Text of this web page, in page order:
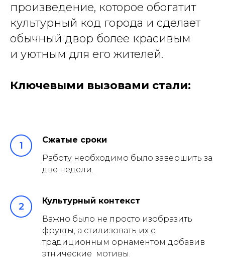
произведение, которое обогатит
культурный код города и сделает
обычный двор более красивым
и уютным для его жителей.
Ключевыми вызовами стали:
Сжатые сроки
Работу необходимо было завершить за
две недели.
Культурный контекст
Важно было не просто изобразить
фрукты, а стилизовать их с
традиционным орнаментом добавив
этнические мотивы.